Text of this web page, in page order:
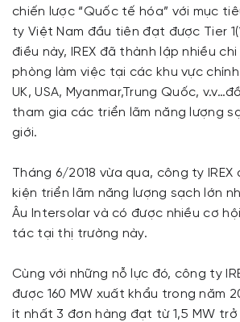
chiến lược “Quốc tế hóa” với mục
ty Việt Nam đầu tiên đạt được Tier
điều này, IREX đã thành lập nhiều
phòng làm việc tại các khu vực
UK, USA, Myanmar,Trung Quốc,
tham gia các triển lãm năng lượng
giới.
Tháng 6/2018 vừa qua, công ty
kiện triển lãm năng lượng sạch lớn
Âu Intersolar và có được nhiều cơ
tác tại thị trường này.
Cùng với những nỗ lực đó, công ty
được 160 MW xuất khẩu trong năm
ít nhất 3 đơn hàng đạt từ 1,5 MW